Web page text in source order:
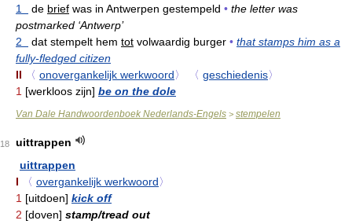
1
de brief was in Antwerpen gestempeld • the letter was
postmarked ‘Antwerp’
2
dat stempelt hem tot volwaardig burger • that stamps him as a
fully-fledged citizen
II
〈 onovergankelijk werkwoord〉 〈 geschiedenis〉
1 [werkloos zijn] be on the dole
Van Dale Handwoordenboek Nederlands-Engels > stempelen
18
uittrappen
uittrappen
I
〈 overgankelijk werkwoord〉
1 [uitdoen] kick off
2 [doven] stamp/tread out